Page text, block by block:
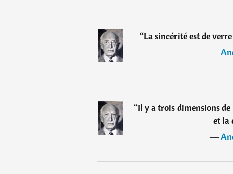
“La sincérité est de
―
“Il y a trois dimensions
et la
―